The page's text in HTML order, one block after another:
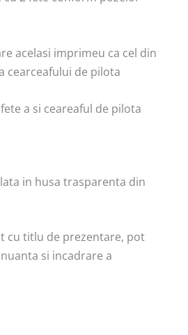
acelasi imprimeu ca cel din
cearceafului de pilota
a si ceareaful de pilota
in husa trasparenta din
cu titlu de prezentare, pot
si incadrare a